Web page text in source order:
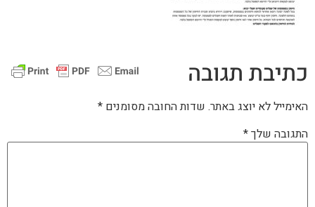
כתיבת תגובה
האימייל לא יוצג באתר. שדות החובה מסומנים *
התגובה שלך*